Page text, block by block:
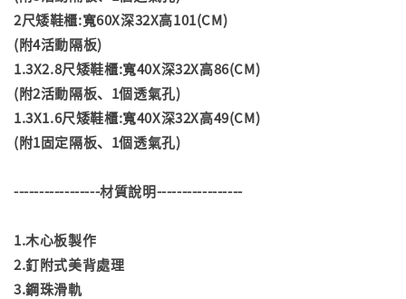
2尺矮鞋櫃:寬60X深32X高101(CM)
(附4活動隔板)
1.3X2.8尺矮鞋櫃:寬40X深32X高86(CM)
(附2活動隔板、1個透氣孔)
1.3X1.6尺矮鞋櫃:寬40X深32X高49(CM)
(附1固定隔板、1個透氣孔)
-----------------材質說明-----------------
1.木心板製作
2.釘附式美背處理
3.鋼珠滑軌